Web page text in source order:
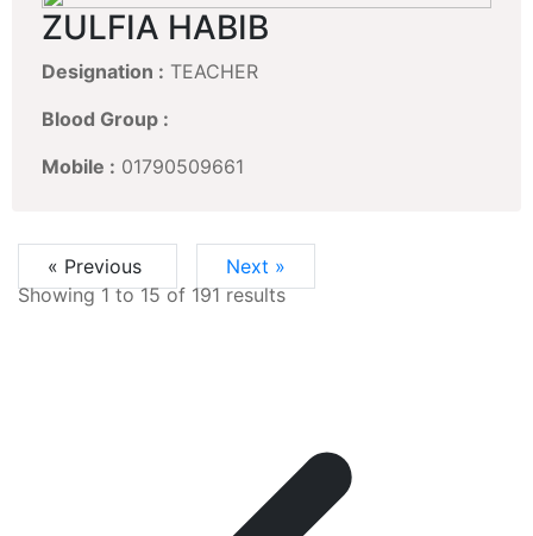
ZULFIA HABIB
Designation : TEACHER
Blood Group :
Mobile : 01790509661
« Previous
Next »
Showing1to15of 191results